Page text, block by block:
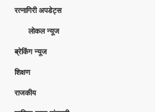
रत्नागिरी अपडेट्स
लोकल न्यूज
ब्रेकिंग न्यूज
शिक्षण
राजकीय